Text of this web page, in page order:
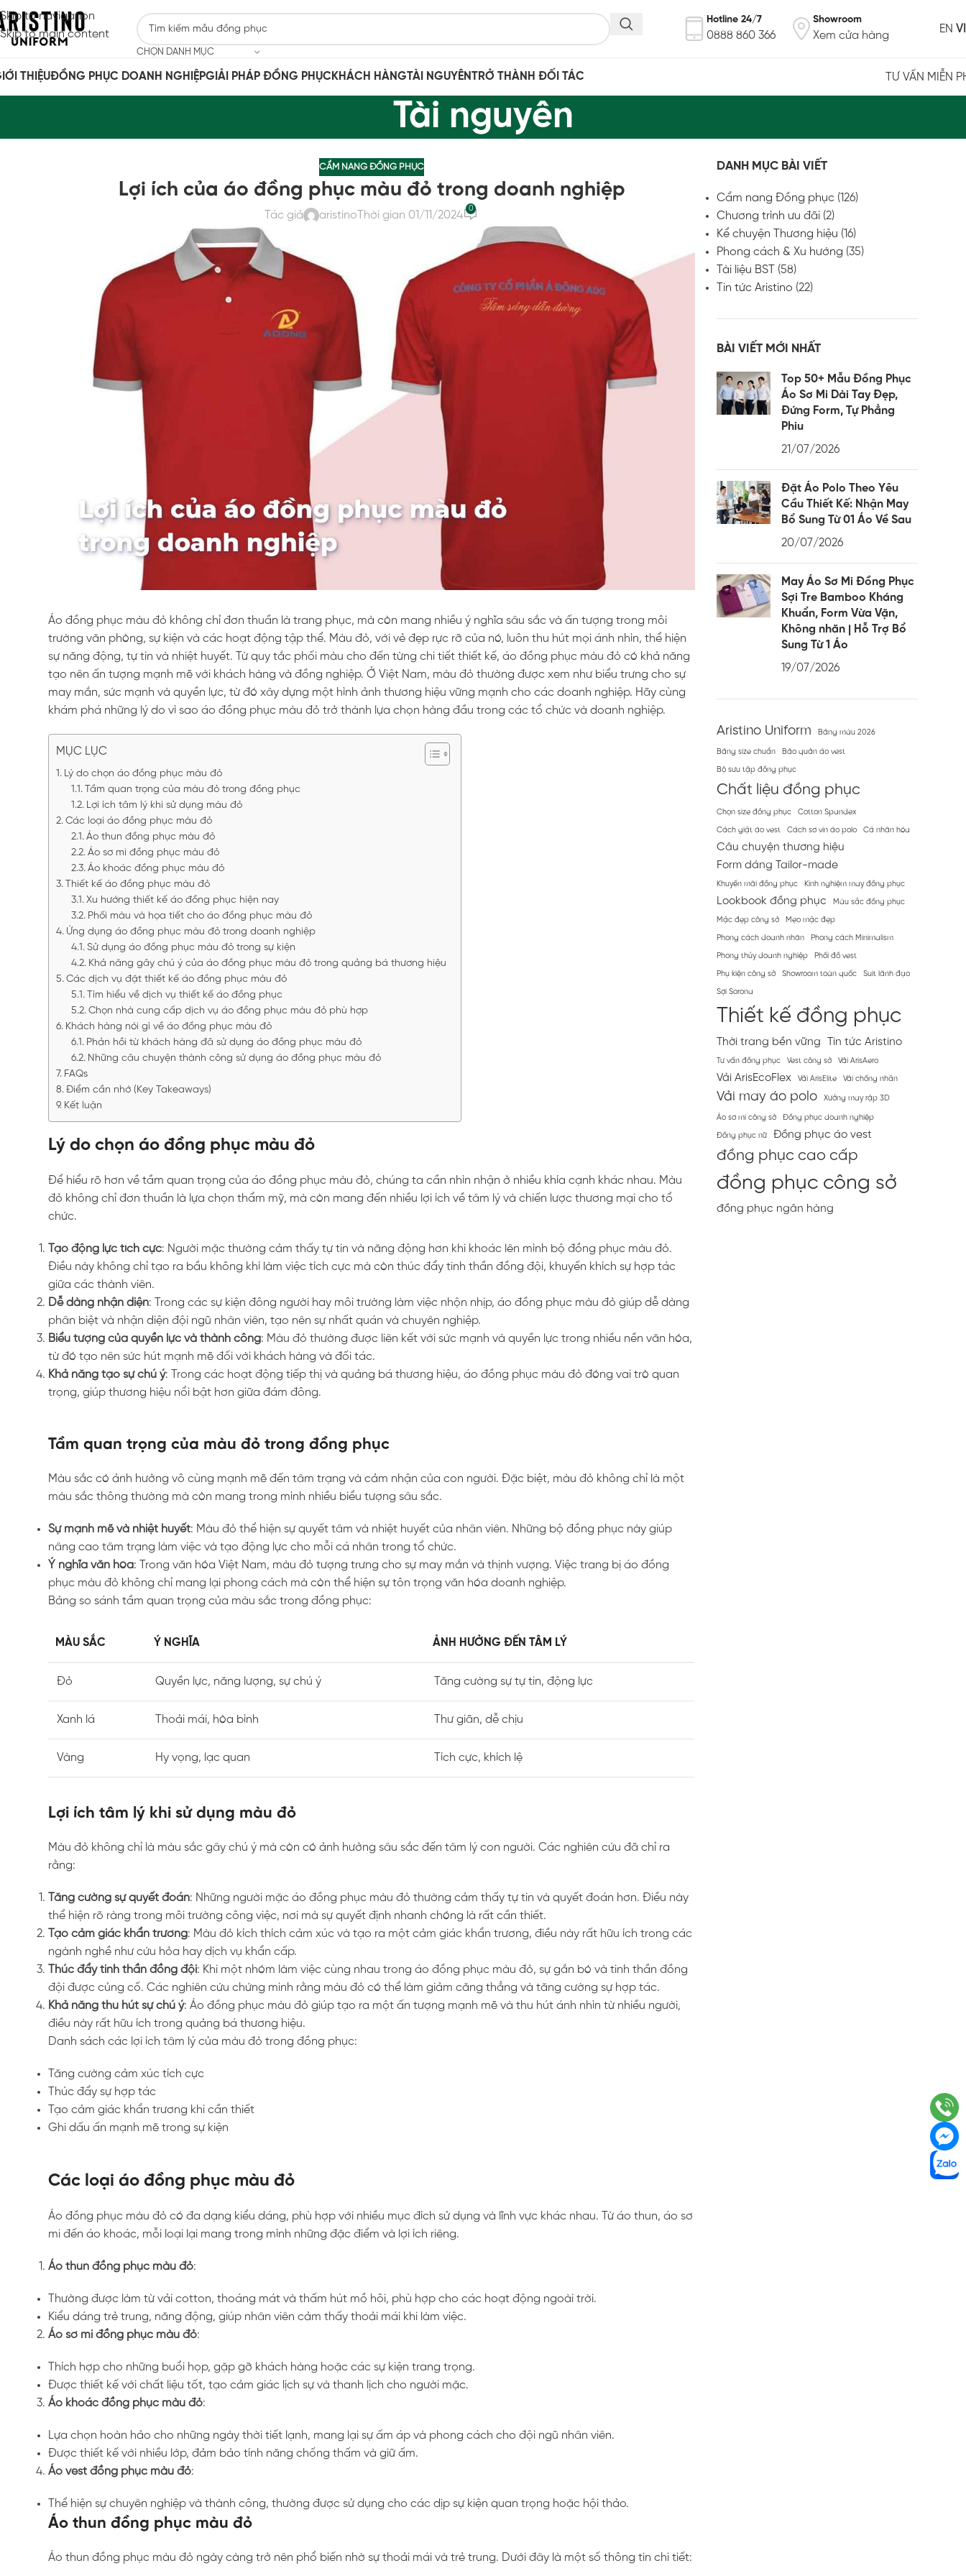
Skip to navigation
Skip to main content
CHỌN DANH MỤC
Hotline 24/7
0888 860 366
Showroom
Xem cửa hàng
EN VI
THIỆUĐỒNG PHỤC DOANH NGHIỆPGIẢI PHÁP ĐỒNG PHỤC KHÁCH HÀNGTÀI NGUYÊNTRỞ THÀNH ĐỐI TÁC TƯ VẤN MIỄN
Tài nguyên
CẨM NANG ĐỒNG PHỤC
Lợi ích của áo đồng phục màu đỏ trong doanh nghiệp
Tác giả aristino Thời gian 01/11/2024
0
Áo đồng phục màu đỏ không chỉ đơn thuần là trang phục, mà còn mang nhiều ý nghĩa sâu sắc và ấn tượng trong môi
trường văn phòng, sự kiện và các hoạt động tập thể. Màu đỏ, với vẻ đẹp rực rỡ của nó, luôn thu hút mọi ánh nhìn, thể hiện
sự năng động, tự tin và nhiệt huyết. Từ quy tắc phối màu cho đến từng chi tiết thiết kế, áo đồng phục màu đỏ có khả năng
tạo nên ấn tượng mạnh mẽ với khách hàng và đồng nghiệp. Ở Việt Nam, màu đỏ thường được xem như biểu trưng cho sự
may mắn, sức mạnh và quyền lực, từ đó xây dựng một hình ảnh thương hiệu vững mạnh cho các doanh nghiệp. Hãy cùng
khám phá những lý do vì sao áo đồng phục màu đỏ trở thành lựa chọn hàng đầu trong các tổ chức và doanh nghiệp.
MỤC LỤC
Lý do chọn áo đồng phục màu đỏ
Tầm quan trọng của màu đỏ trong đồng phục
Lợi ích tâm lý khi sử dụng màu đỏ
Các loại áo đồng phục màu đỏ
Áo thun đồng phục màu đỏ
Áo sơ mi đồng phục màu đỏ
Áo khoác đồng phục màu đỏ
Thiết kế áo đồng phục màu đỏ
Xu hướng thiết kế áo đồng phục hiện nay
Phối màu và họa tiết cho áo đồng phục màu đỏ
Ứng dụng áo đồng phục màu đỏ trong doanh nghiệp
Sử dụng áo đồng phục màu đỏ trong sự kiện
Khả năng gây chú ý của áo đồng phục màu đỏ trong quảng bá thương hiệu
Các dịch vụ đặt thiết kế áo đồng phục màu đỏ
Tìm hiểu về dịch vụ thiết kế áo đồng phục
Chọn nhà cung cấp dịch vụ áo đồng phục màu đỏ phù hợp
Khách hàng nói gì về áo đồng phục màu đỏ
Phản hồi từ khách hàng đã sử dụng áo đồng phục màu đỏ
Những câu chuyện thành công sử dụng áo đồng phục màu đỏ
FAQs
Điểm cần nhớ (Key Takeaways)
Kết luận
Lý do chọn áo đồng phục màu đỏ
Để hiểu rõ hơn về tầm quan trọng của áo đồng phục màu đỏ, chúng ta cần nhìn nhận ở nhiều khía cạnh khác nhau. Màu
đỏ không chỉ đơn thuần là lựa chọn thẩm mỹ, mà còn mang đến nhiều lợi ích về tâm lý và chiến lược thương mại cho tổ
chức.
Tạo động lực tích cực: Người mặc thường cảm thấy tự tin và năng động hơn khi khoác lên mình bộ đồng phục màu đỏ.
Điều này không chỉ tạo ra bầu không khí làm việc tích cực mà còn thúc đẩy tinh thần đồng đội, khuyến khích sự hợp tác
giữa các thành viên.
Dễ dàng nhận diện: Trong các sự kiện đông người hay môi trường làm việc nhộn nhịp, áo đồng phục màu đỏ giúp dễ dàng
phân biệt và nhận diện đội ngũ nhân viên, tạo nên sự nhất quán và chuyên nghiệp.
Biểu tượng của quyền lực và thành công: Màu đỏ thường được liên kết với sức mạnh và quyền lực trong nhiều nền văn hóa,
từ đó tạo nên sức hút mạnh mẽ đối với khách hàng và đối tác.
Khả năng tạo sự chú ý: Trong các hoạt động tiếp thị và quảng bá thương hiệu, áo đồng phục màu đỏ đóng vai trò quan
trọng, giúp thương hiệu nổi bật hơn giữa đám đông.
Tầm quan trọng của màu đỏ trong đồng phục
Màu sắc có ảnh hưởng vô cùng mạnh mẽ đến tâm trạng và cảm nhận của con người. Đặc biệt, màu đỏ không chỉ là một
màu sắc thông thường mà còn mang trong mình nhiều biểu tượng sâu sắc.
Sự mạnh mẽ và nhiệt huyết: Màu đỏ thể hiện sự quyết tâm và nhiệt huyết của nhân viên. Những bộ đồng phục này giúp
nâng cao tâm trạng làm việc và tạo động lực cho mỗi cá nhân trong tổ chức.
Ý nghĩa văn hóa: Trong văn hóa Việt Nam, màu đỏ tượng trưng cho sự may mắn và thịnh vượng. Việc trang bị áo đồng
phục màu đỏ không chỉ mang lại phong cách mà còn thể hiện sự tôn trọng văn hóa doanh nghiệp.
Bảng so sánh tầm quan trọng của màu sắc trong đồng phục:
MÀU SẮC Ý NGHĨA ẢNH HƯỞNG ĐẾN TÂM LÝ
Đỏ Quyền lực, năng lượng, sự chú ý Tăng cường sự tự tin, động lực
Xanh lá Thoải mái, hòa bình Thư giãn, dễ chịu
Vàng Hy vọng, lạc quan Tích cực, khích lệ
Lợi ích tâm lý khi sử dụng màu đỏ
Màu đỏ không chỉ là màu sắc gây chú ý mà còn có ảnh hưởng sâu sắc đến tâm lý con người. Các nghiên cứu đã chỉ ra
rằng:
Tăng cường sự quyết đoán: Những người mặc áo đồng phục màu đỏ thường cảm thấy tự tin và quyết đoán hơn. Điều này
thể hiện rõ ràng trong môi trường công việc, nơi mà sự quyết định nhanh chóng là rất cần thiết.
Tạo cảm giác khẩn trương: Màu đỏ kích thích cảm xúc và tạo ra một cảm giác khẩn trương, điều này rất hữu ích trong các
ngành nghề như cứu hỏa hay dịch vụ khẩn cấp.
Thúc đẩy tinh thần đồng đội: Khi một nhóm làm việc cùng nhau trong áo đồng phục màu đỏ, sự gắn bó và tinh thần đồng
đội được củng cố. Các nghiên cứu chứng minh rằng màu đỏ có thể làm giảm căng thẳng và tăng cường sự hợp tác.
Khả năng thu hút sự chú ý: Áo đồng phục màu đỏ giúp tạo ra một ấn tượng mạnh mẽ và thu hút ánh nhìn từ nhiều người,
điều này rất hữu ích trong quảng bá thương hiệu.
Danh sách các lợi ích tâm lý của màu đỏ trong đồng phục:
Tăng cường cảm xúc tích cực
Thúc đẩy sự hợp tác
Tạo cảm giác khẩn trương khi cần thiết
Ghi dấu ấn mạnh mẽ trong sự kiện
Các loại áo đồng phục màu đỏ
Áo đồng phục màu đỏ có đa dạng kiểu dáng, phù hợp với nhiều mục đích sử dụng và lĩnh vực khác nhau. Từ áo thun, áo sơ
mi đến áo khoác, mỗi loại lại mang trong mình những đặc điểm và lợi ích riêng.
Áo thun đồng phục màu đỏ:
Thường được làm từ vải cotton, thoáng mát và thấm hút mồ hôi, phù hợp cho các hoạt động ngoài trời.
Kiểu dáng trẻ trung, năng động, giúp nhân viên cảm thấy thoải mái khi làm việc.
Áo sơ mi đồng phục màu đỏ:
Thích hợp cho những buổi họp, gặp gỡ khách hàng hoặc các sự kiện trang trọng.
Được thiết kế với chất liệu tốt, tạo cảm giác lịch sự và thanh lịch cho người mặc.
Áo khoác đồng phục màu đỏ:
Lựa chọn hoàn hảo cho những ngày thời tiết lạnh, mang lại sự ấm áp và phong cách cho đội ngũ nhân viên.
Được thiết kế với nhiều lớp, đảm bảo tính năng chống thấm và giữ ấm.
Áo vest đồng phục màu đỏ:
Thể hiện sự chuyên nghiệp và thành công, thường được sử dụng cho các dịp sự kiện quan trọng hoặc hội thảo.
Áo thun đồng phục màu đỏ
Áo thun đồng phục màu đỏ ngày càng trở nên phổ biến nhờ sự thoải mái và trẻ trung. Dưới đây là một số thông tin chi tiết:
DANH MỤC BÀI VIẾT
Cẩm nang Đồng phục (126)
Chương trình ưu đãi(2)
Kể chuyện Thương hiệu (16)
Phong cách & Xu hướng (35)
Tài liệu BST
(58)
Tin tức Aristino (22)
BÀI VIẾT MỚI NHẤT
Top 50+ Mẫu Đồng Phục
Áo Sơ Mi Dài Tay Đẹp,
Đứng Form, Tự Phẳng
Phiu
21/07/2026
Đặt Áo Polo Theo Yêu
Cầu Thiết Kế: Nhận May
Bổ Sung Từ 01 Áo Về Sau
20/07/2026
May Áo Sơ Mi Đồng Phục
Sợi Tre Bamboo Kháng
Khuẩn, Form Vừa Vặn,
Không nhăn | Hỗ Trợ Bổ
Sung Từ 1 Áo
19/07/2026
Aristino Uniform Bảng màu 2026
Bảng size chuẩn Bảo quản áo vest
Bộ sưu tập đồng phục
Chất liệu đồng phục
Chọn size đồng phục Cotton Spandex
Cách giặt áo vest Cách sơ vin áo polo Cá nhân hóa
Câu chuyện thương hiệu
Form dáng Tailor-made
Khuyến mãi đồng phục Kinh nghiệm may đồng phục
Lookbook đồng phục Màu sắc đồng phục
Mặc đẹp công sở Mẹo mặc đẹp
Phong cách doanh nhân Phong cách Minimalism
Phong thủy doanh nghiệp Phối đồ vest
Phụ kiện công sở Showroom toàn quốc Suit lãnh đạo
Sợi Sorona
Thiết kế đồng phục
Thời trang bền vững Tin tức Aristino
Tư vấn đồng phục Vest công sở Vải ArisAero
Vải ArisEcoFlex Vải ArisElite Vải chống nhăn
Vải may áo polo Xưởng may rập 3D
Áo sơ mi công sở Đồng phục doanh nghiệp
Đồng phục nữ Đồng phục áo vest
đồng phục cao cấp
đồng phục công sở
đồng phục ngân hàng